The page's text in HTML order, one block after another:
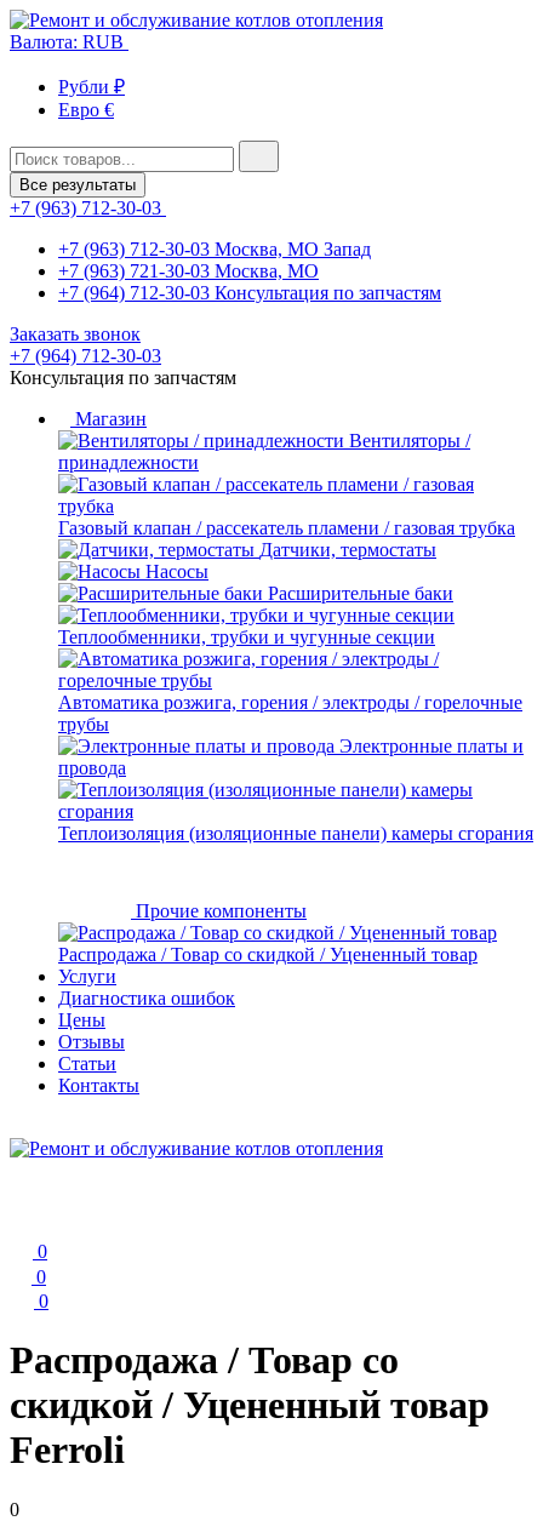
Валюта: RUB
Рубли ₽
Евро €
Все результаты
+7 (963) 712-30-03
+7 (963) 712-30-03 Москва, МО Запад
+7 (963) 721-30-03 Москва, МО
+7 (964) 712-30-03 Консультация по запчастям
Заказать звонок
+7 (964) 712-30-03
Консультация по запчастям
Магазин
Вентиляторы /
принадлежности
Газовый клапан / рассекатель пламени / газовая трубка
Датчики, термостаты
Насосы
Расширительные баки
Теплообменники, трубки и чугунные секции
Автоматика розжига, горения / электроды / горелочные
трубы
Электронные платы и
провода
Теплоизоляция (изоляционные панели) камеры сгорания
Прочие компоненты
Распродажа / Товар со скидкой / Уцененный товар
Услуги
Диагностика ошибок
Цены
Отзывы
Статьи
Контакты
0
0
0
Распродажа / Товар со
скидкой / Уцененный товар
Ferroli
0